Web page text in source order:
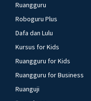
Ruangguru
Roboguru Plus
Dafa dan Lulu
Kursus for Kids
Ruangguru for Kids
Ruangguru for Business
Ruanguji